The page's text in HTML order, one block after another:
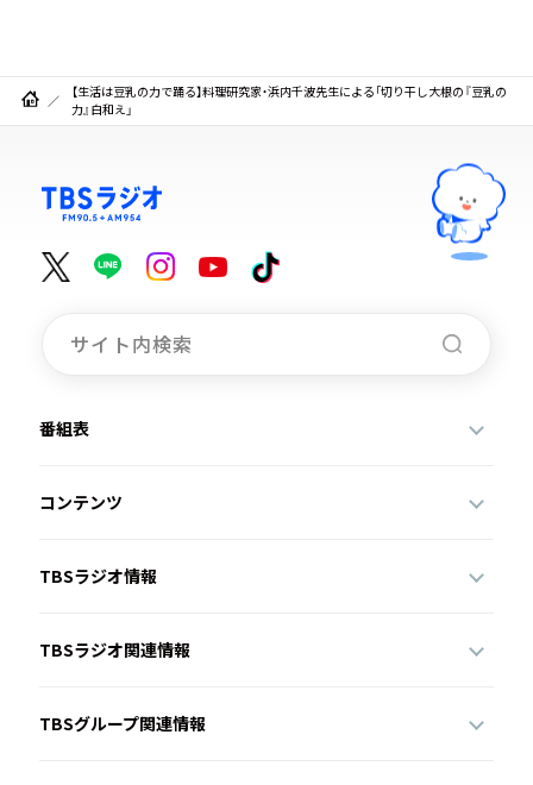
【生活は豆乳の力で踊る】料理研究家・浜内千波先生による「切り干し大根の『豆乳の
力』白和え」
番組表
コンテンツ
TBSラジオ情報
TBSラジオ関連情報
TBSグループ関連情報